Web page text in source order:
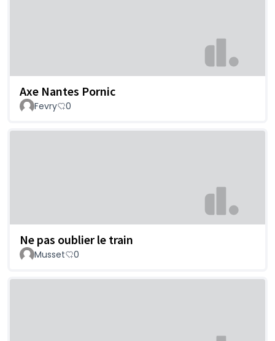
Axe Nantes Pornic
Fevry 0
Ne pas oublier le train
Musset 0